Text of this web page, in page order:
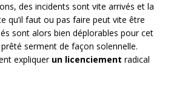
des incidents sont vite arrivés et la
qu’il faut ou pas faire peut vite être
sont alors bien déplorables pour cet
serment de façon solennelle.
expliquer un licenciement radical